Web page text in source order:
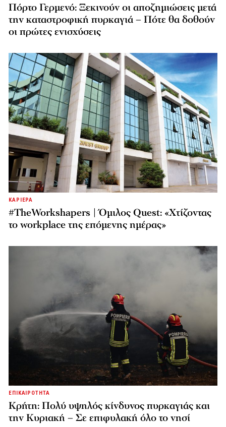
Πόρτο Γερμενό: Ξεκινούν οι αποζημιώσεις μετά
την καταστροφική πυρκαγιά – Πότε θα δοθούν
οι πρώτες ενισχύσεις
ΚΑΡΙΕΡΑ
#TheWorkshapers | Όμιλος Quest: «Χτίζοντας
το workplace της επόμενης ημέρας»
ΕΠΙΚΑΙΡΟΤΗΤΑ
Κρήτη: Πολύ υψηλός κίνδυνος πυρκαγιάς και
την Κυριακή – Σε επιφυλακή όλο το νησί